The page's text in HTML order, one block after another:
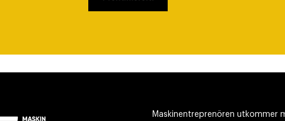
Maskinentreprenören utkommer